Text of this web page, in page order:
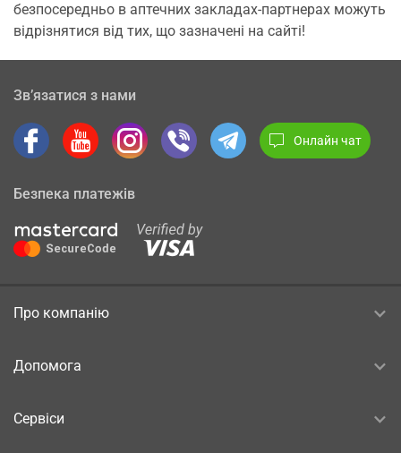
безпосередньо в аптечних закладах-партнерах можуть
відрізнятися від тих, що зазначені на сайті!
Зв’язатися з нами
Онлайн чат
Безпека платежів
Про компанію
Допомога
Сервіси